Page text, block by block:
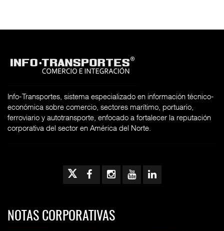
Info-Transportes, sistema especializado en información técnico-
económica sobre comercio, sectores marítimo, portuario,
ferroviario y autotransporte, enfocado a fortalecer la reputación
corporativa del sector en América del Norte.
NOTAS CORPORATIVAS